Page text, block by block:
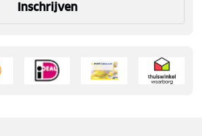
Inschrijven